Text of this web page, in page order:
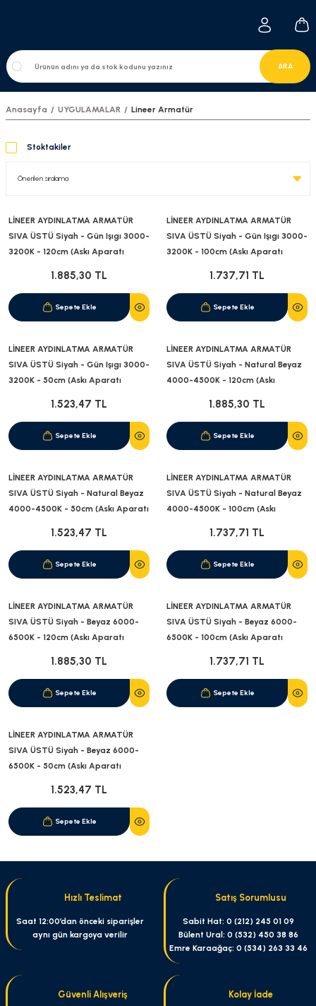
ARA
Anasayfa UYGULAMALAR Lineer Armatür
Stoktakiler
LİNEER AYDINLATMA ARMATÜR
SIVA ÜSTÜ Siyah - Gün Işıgı 3000-
3200K - 120cm (Askı Aparatı
1.885,30 TL
Sepete Ekle
LİNEER AYDINLATMA ARMATÜR
SIVA ÜSTÜ Siyah - Gün Işıgı 3000-
3200K - 100cm (Askı Aparatı
1.737,71 TL
Sepete Ekle
LİNEER AYDINLATMA ARMATÜR
SIVA ÜSTÜ Siyah - Gün Işıgı 3000-
3200K - 50cm (Askı Aparatı
1.523,47 TL
Sepete Ekle
LİNEER AYDINLATMA ARMATÜR
SIVA ÜSTÜ Siyah - Natural Beyaz
4000-4500K - 120cm (Askı
1.885,30 TL
Sepete Ekle
LİNEER AYDINLATMA ARMATÜR
SIVA ÜSTÜ Siyah - Natural Beyaz
4000-4500K - 50cm (Askı Aparatı
1.523,47 TL
Sepete Ekle
LİNEER AYDINLATMA ARMATÜR
SIVA ÜSTÜ Siyah - Natural Beyaz
4000-4500K - 100cm (Askı
1.737,71 TL
Sepete Ekle
LİNEER AYDINLATMA ARMATÜR
SIVA ÜSTÜ Siyah - Beyaz 6000-
6500K - 120cm (Askı Aparatı
1.885,30 TL
Sepete Ekle
LİNEER AYDINLATMA ARMATÜR
SIVA ÜSTÜ Siyah - Beyaz 6000-
6500K - 100cm (Askı Aparatı
1.737,71 TL
Sepete Ekle
LİNEER AYDINLATMA ARMATÜR
SIVA ÜSTÜ Siyah - Beyaz 6000-
6500K - 50cm (Askı Aparatı
1.523,47 TL
Sepete Ekle
Hızlı Teslimat
Saat 12:00’dan önceki siparişler
aynı gün kargoya verilir
Satış Sorumlusu
Sabit Hat: 0 (212) 245 01 09
Bülent Ural: 0 (532) 450 38 86
Emre Karaağaç: 0 (534) 263 33 46
Güvenli Alışveriş Kolay İade